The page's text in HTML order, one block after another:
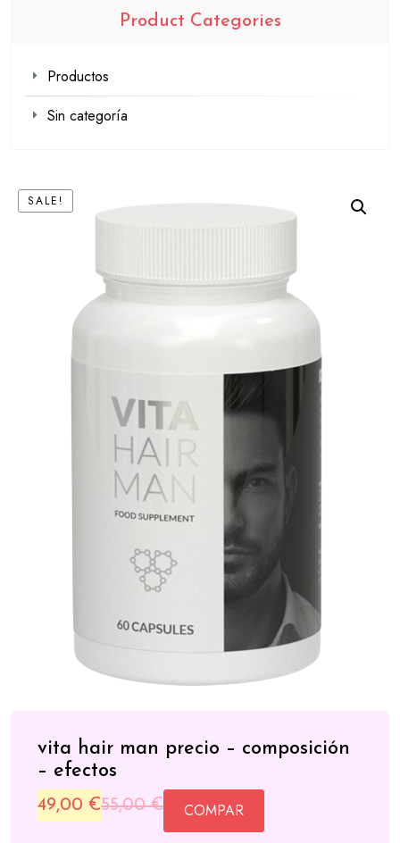
SALE!
vita hair man precio – composición
– efectos
55,00€Original
price
49,00 €
Current
price
COMPAR
55,00 €.
49,00 €.
Product Categories
Productos
Sin categoría